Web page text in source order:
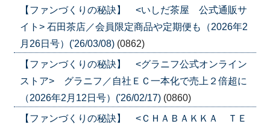
【ファンづくりの秘訣】 <いしだ茶屋 公式通販サ
イト> 石田茶店／会員限定商品や定期便も（2026年2
月26日号）('26/03/08) (0862)
【ファンづくりの秘訣】 <グラニフ公式オンライン
ストア> グラニフ／自社ＥＣ一本化で売上２倍超に
（2026年2月12日号）('26/02/17) (0860)
【ファンづくりの秘訣】 <ＣＨＡＢＡＫＫＡ ＴＥ